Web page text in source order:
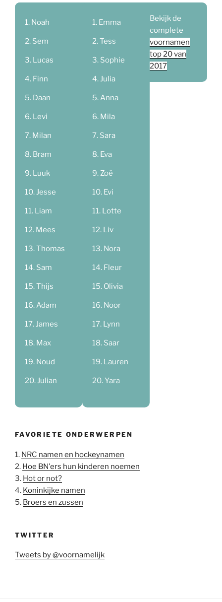
Noah
Sem
Lucas
Finn
Daan
Levi
Milan
Bram
Luuk
Jesse
Liam
Mees
Thomas
Sam
Thijs
Adam
James
Max
Noud
Julian
Emma
Tess
Sophie
Julia
Anna
Mila
Sara
Eva
Zoë
Evi
Lotte
Liv
Nora
Fleur
Olivia
Noor
Lynn
Saar
Lauren
Yara
Bekijk de
complete
voornamen
top 20 van
2017
FAVORIETE ONDERWERPEN
1. NRC namen en hockeynamen
2. Hoe BN'ers hun kinderen noemen
3. Hot or not?
4. Koninkijke namen
5. Broers en zussen
TWITTER
Tweets by @voornamelijk